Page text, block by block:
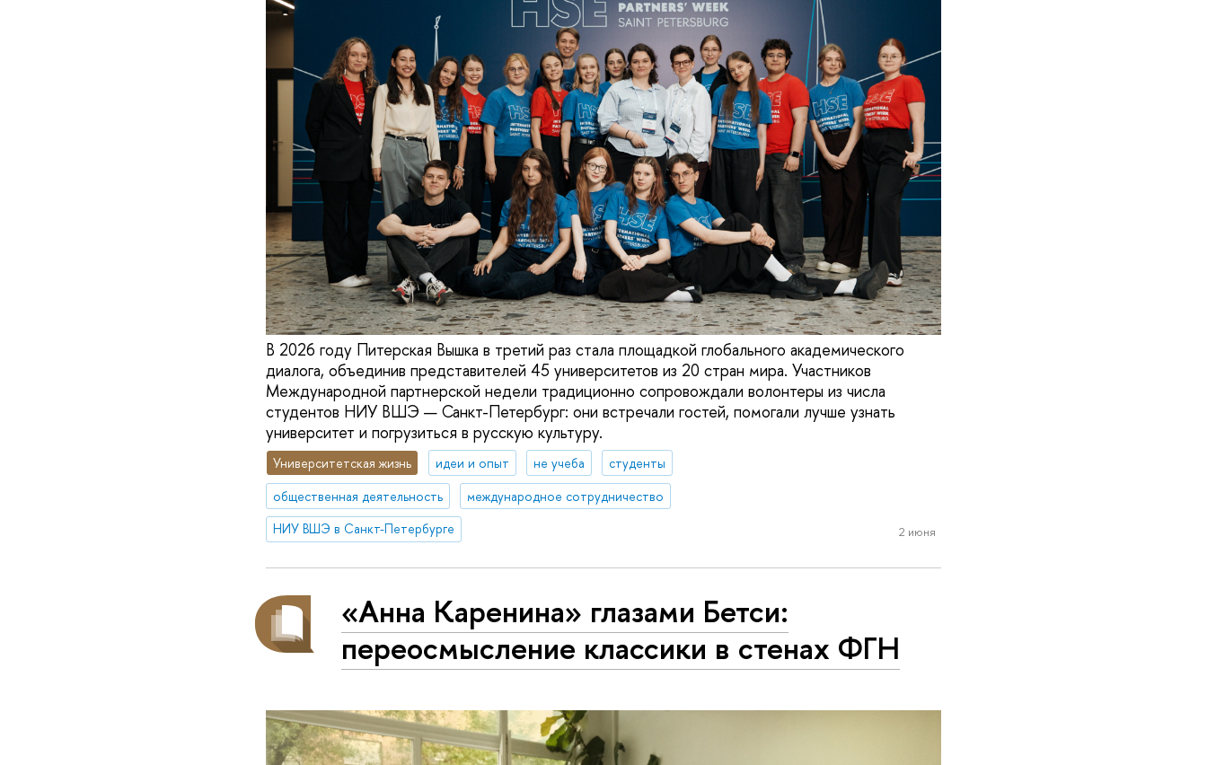
В 2026 году Питерская Вышка в третий раз стала площадкой глобального академического
диалога, объединив представителей 45 университетов из 20 стран мира. Участников
Международной партнерской недели традиционно сопровождали волонтеры из числа
студентов НИУ ВШЭ — Санкт-Петербург: они встречали гостей, помогали лучше узнать
университет и погрузиться в русскую культуру.
Университетская жизнь идеи и опыт не учеба
студенты
общественная деятельность
международное сотрудничество
НИУ ВШЭ в Санкт-Петербурге
2 июня
«Анна Каренина» глазами Бетси:
переосмысление классики в стенах ФГН